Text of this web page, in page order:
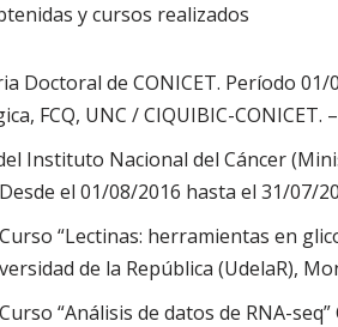
y cursos realizados
Doctoral de CONICET. Período
FCQ, UNC / CIQUIBIC-CONICET. –
Instituto Nacional del Cáncer
el 01/08/2016 hasta el 31/07/
“Lectinas: herramientas en
de la República (UdelaR),
“Análisis de datos de RNA-